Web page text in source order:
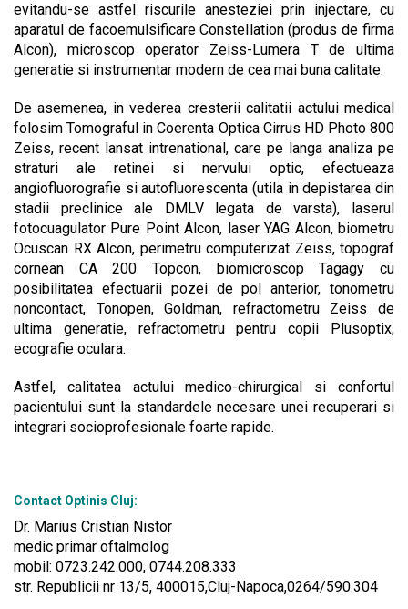
evitandu-se astfel riscurile anesteziei prin injectare, cu
aparatul de facoemulsificare Constellation (produs de firma
Alcon), microscop operator Zeiss-Lumera T de ultima
generatie si instrumentar modern de cea mai buna calitate.
De asemenea, in vederea cresterii calitatii actului medical
folosim Tomograful in Coerenta Optica Cirrus HD Photo 800
Zeiss, recent lansat intrenational, care pe langa analiza pe
straturi ale retinei si nervului optic, efectueaza
angiofluorografie si autofluorescenta (utila in depistarea din
stadii preclinice ale DMLV legata de varsta), laserul
fotocuagulator Pure Point Alcon, laser YAG Alcon, biometru
Ocuscan RX Alcon, perimetru computerizat Zeiss, topograf
cornean CA 200 Topcon, biomicroscop Tagagy cu
posibilitatea efectuarii pozei de pol anterior, tonometru
noncontact, Tonopen, Goldman, refractometru Zeiss de
ultima generatie, refractometru pentru copii Plusoptix,
ecografie oculara.
Astfel, calitatea actului medico-chirurgical si confortul
pacientului sunt la standardele necesare unei recuperari si
integrari socioprofesionale foarte rapide.
Contact Optinis Cluj:
Dr. Marius Cristian Nistor
medic primar oftalmolog
mobil: 0723.242.000, 0744.208.333
str. Republicii nr 13/5, 400015,Cluj-Napoca,0264/590.304